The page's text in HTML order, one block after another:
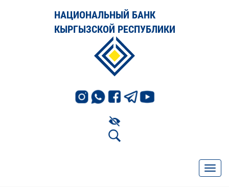
НАЦИОНАЛЬНЫЙ БАНК
КЫРГЫЗСКОЙ РЕСПУБЛИКИ